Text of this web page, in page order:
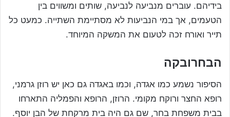
בידיהם. עוברים מנביעה לנביעה, שותים ומשווים בין
הטעמים, אך במי הנביעות לא מסתיימת השתייה. כמעט כל
תייר ואורח זכה לטעום את המשקה המיוחד.
הבחרובקה
הסיפור נשמע כמו אגדה, וכמו באגדה גם כאן יש רוזן גרמני,
רופא החצר ורוקח מקומי. הרוזן, הרופא והפמליה התארחו
בבית משפחת בחר, שם גם היה בית מרקחת של הבן יוסף.